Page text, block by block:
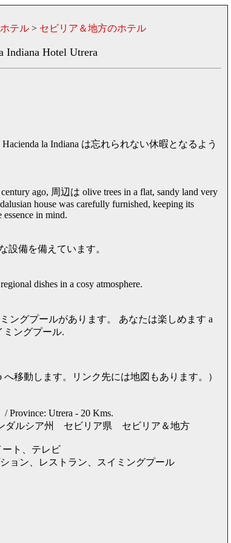
テル> セビリア＆地方のホテル
Indiana Hotel Utrera
la Indiana は忘れられない休暇となるよう
ago, 周辺は olive trees in a flat, sandy land very
house was carefully furnished, keeping its
in mind.
設備を備えています。
dishes in a cosy atmosphere.
ングプールがあります。 あなたは楽しめます a
ミングプール.
へ移動します。リンク先には地図もあります。）
Utrera - 20 Kms.
ンダルシア州 セビリア県 セビリア＆地方
ト、テレビ
ョン、レストラン、スイミングプール